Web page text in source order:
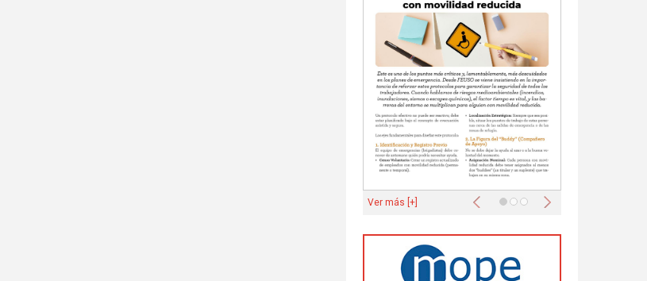
Anterior Siguiente
Ver más [+]